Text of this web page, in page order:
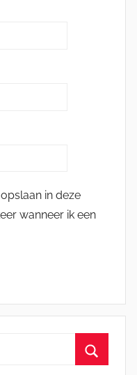
in deze
wanneer ik een